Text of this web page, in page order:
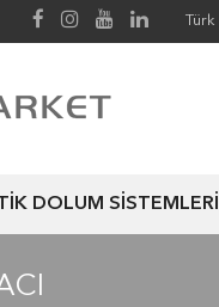
Türk
DOLUM SİSTEMLERİ